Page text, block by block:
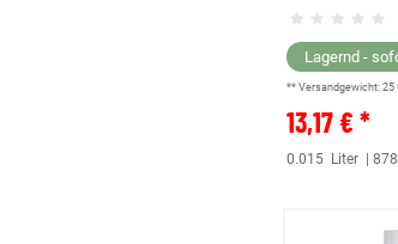
Lagernd -
** Versandgewicht: 25
13,17 € *
0.015 Liter |